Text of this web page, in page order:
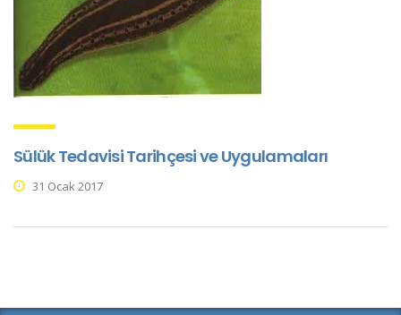
Sülük Tedavisi Tarihçesi ve Uygulamaları
31 Ocak 2017